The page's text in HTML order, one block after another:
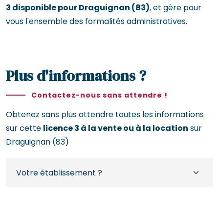
3 disponible pour Draguignan (83), et gère pour
vous l'ensemble des formalités administratives.
Plus d'informations ?
Contactez-nous sans attendre !
Obtenez sans plus attendre toutes les informations
sur cette licence 3 à la vente ou à la location sur
Draguignan (83)